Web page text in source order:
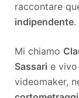
raccontare
indipendente.
Mi chiamo
Sassari e vivo
videomaker,